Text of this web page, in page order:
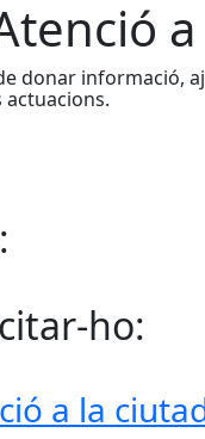
donar informació,
ho:
a la